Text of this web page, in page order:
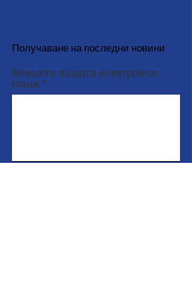
Получаване на последни новини
Впишете вашата електронна
поща